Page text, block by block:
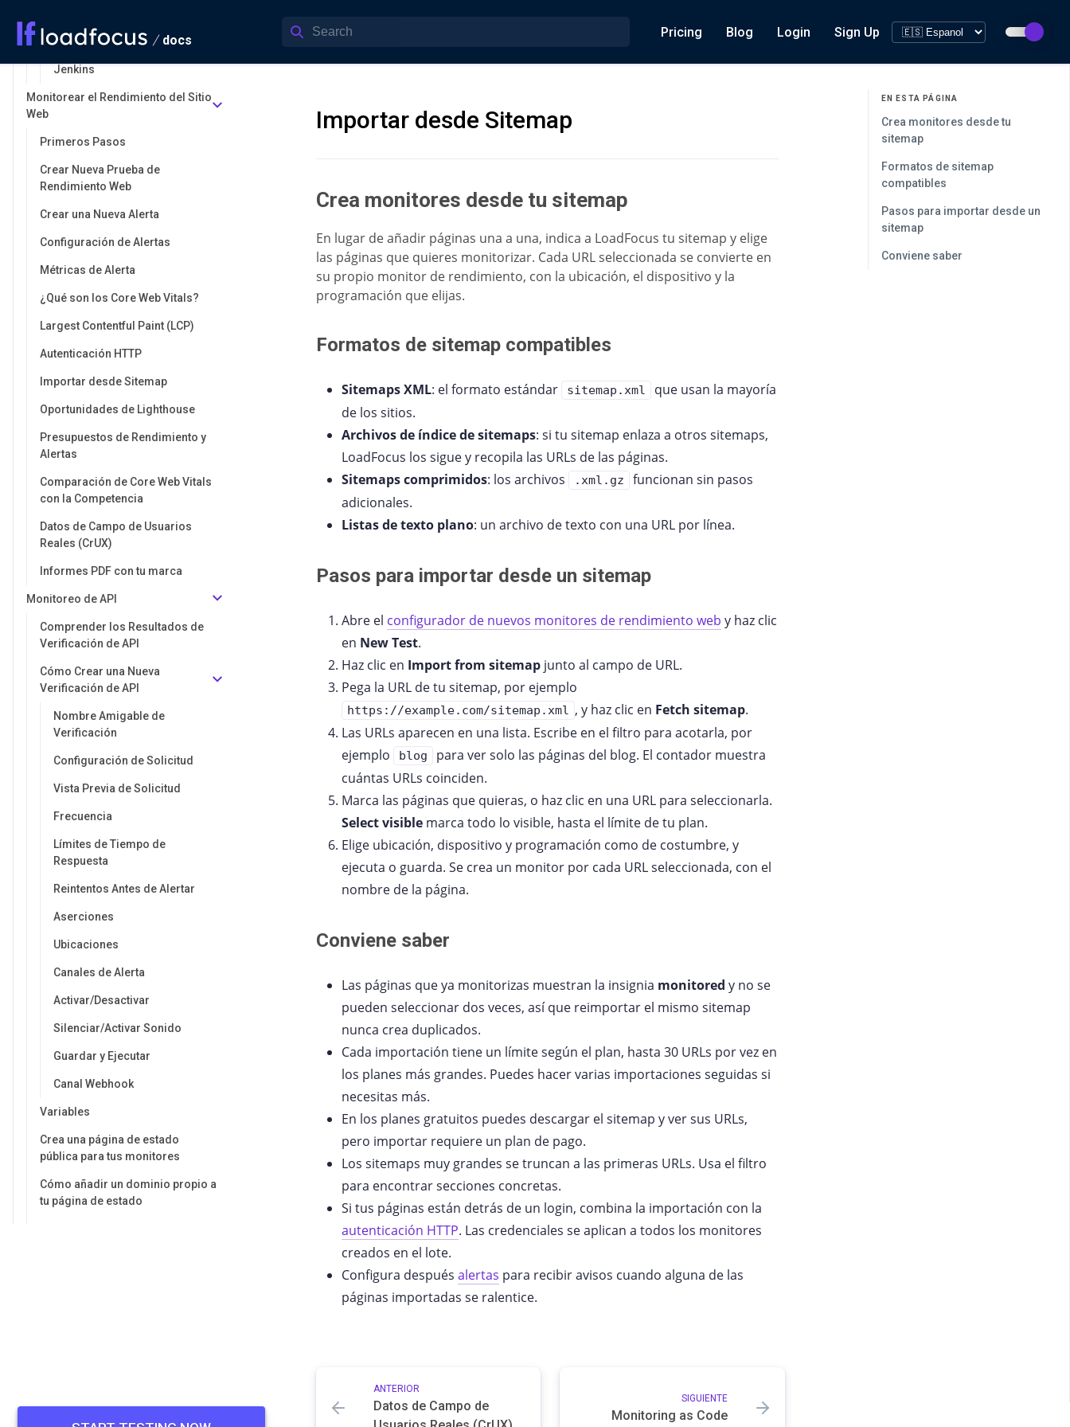
docs
Pricing Blog Login Sign Up
GitLab CI/CD
Jenkins
Monitorear el Rendimiento del Sitio
Web
Primeros Pasos
Crear Nueva Prueba de
Rendimiento Web
Crear una Nueva Alerta
Configuración de Alertas
Métricas de Alerta
¿Qué son los Core Web Vitals?
Largest Contentful Paint (LCP)
Autenticación HTTP
Importar desde Sitemap
Oportunidades de Lighthouse
Presupuestos de Rendimiento y
Alertas
Comparación de Core Web Vitals
con la Competencia
Datos de Campo de Usuarios
Reales (CrUX)
Informes PDF con tu marca
Monitoreo de API
Comprender los Resultados de
Verificación de API
Cómo Crear una Nueva
Verificación de API
Nombre Amigable de
Verificación
Configuración de Solicitud
Vista Previa de Solicitud
Frecuencia
Límites de Tiempo de
Respuesta
Reintentos Antes de Alertar
Aserciones
Ubicaciones
Canales de Alerta
Activar/Desactivar
Silenciar/Activar Sonido
Guardar y Ejecutar
Canal Webhook
Variables
Crea una página de estado
pública para tus monitores
Cómo añadir un dominio propio a
tu página de estado
Alertas de Email
Importar desde Sitemap
Crea monitores desde tu sitemap
En lugar de añadir páginas una a una, indica a LoadFocus tu sitemap y elige
las páginas que quieres monitorizar. Cada URL seleccionada se convierte en
su propio monitor de rendimiento, con la ubicación, el dispositivo y la
programación que elijas.
Formatos de sitemap compatibles
Sitemaps XML: el formato estándar sitemap.xml
que usan la mayoría
de los sitios.
Archivos de índice de sitemaps: si tu sitemap enlaza a otros sitemaps,
LoadFocus los sigue y recopila las URLs de las páginas.
Sitemaps comprimidos: los archivos .xml.gz
funcionan sin pasos
adicionales.
Listas de texto plano: un archivo de texto con una URL por línea.
Pasos para importar desde un sitemap
Abre el configurador de nuevos monitores de rendimiento web y haz clic
en New Test.
Haz clic en Import from sitemap junto al campo de URL.
Pega la URL de tu sitemap, por ejemplo
https://example.com/sitemap.xml , y haz clic en Fetch sitemap.
Las URLs aparecen en una lista. Escribe en el filtro para acotarla, por
ejemplo
blog
para ver solo las páginas del blog. El contador muestra
cuántas URLs coinciden.
Marca las páginas que quieras, o haz clic en una URL para seleccionarla.
Select visible marca todo lo visible, hasta el límite de tu plan.
Elige ubicación, dispositivo y programación como de costumbre, y
ejecuta o guarda. Se crea un monitor por cada URL seleccionada, con el
nombre de la página.
Conviene saber
Las páginas que ya monitorizas muestran la insignia monitored y no se
pueden seleccionar dos veces, así que reimportar el mismo sitemap
nunca crea duplicados.
Cada importación tiene un límite según el plan, hasta 30 URLs por vez en
los planes más grandes. Puedes hacer varias importaciones seguidas si
necesitas más.
En los planes gratuitos puedes descargar el sitemap y ver sus URLs,
pero importar requiere un plan de pago.
Los sitemaps muy grandes se truncan a las primeras URLs. Usa el filtro
para encontrar secciones concretas.
Si tus páginas están detrás de un login, combina la importación con la
autenticación HTTP. Las credenciales se aplican a todos los monitores
creados en el lote.
Configura despuésalertas para recibir avisos cuando alguna de las
páginas importadas se ralentice.
ANTERIOR
Datos de Campo de
SIGUIENTE
Monitoring as Code
EN ESTA PÁGINA
Crea monitores desde tu
sitemap
Formatos de sitemap
compatibles
Pasos para importar desde un
sitemap
Conviene saber